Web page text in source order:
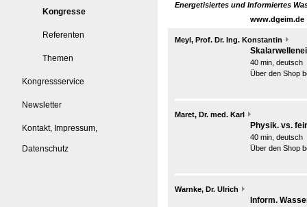
Kongresse
Referenten
Themen
Kongressservice
Newsletter
Kontakt, Impressum,
Datenschutz
Energetisiertes und Informiertes
www.dgeim.de
Meyl, Prof. Dr. Ing. Konstantin
40 min, deutsch
Über den Shop
Maret, Dr. med. Karl
Physik. vs.
40 min, deutsch
Über den Shop
Warnke, Dr. Ulrich
Inform.